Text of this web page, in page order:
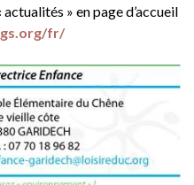
» en page d’accueil
fr/